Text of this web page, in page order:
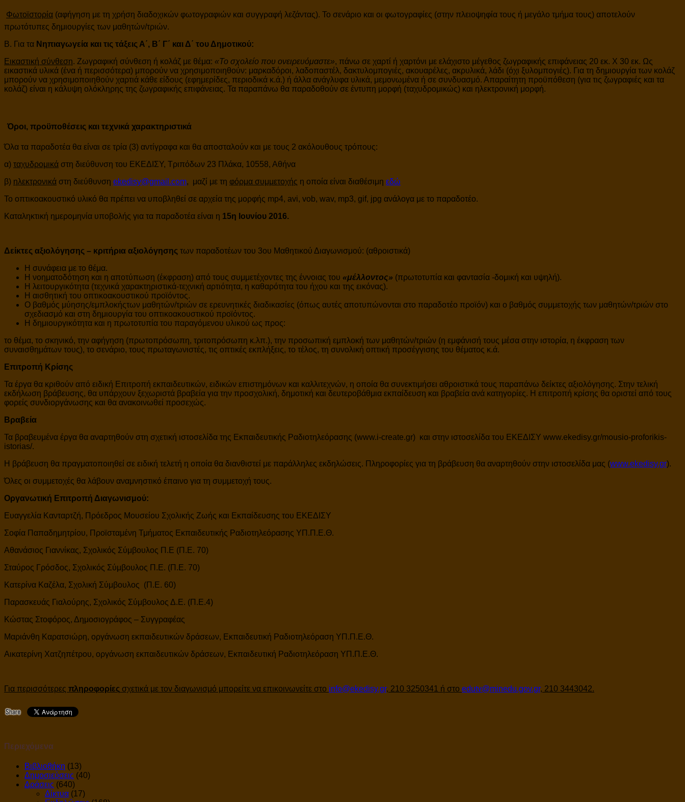
Φωτοϊστορία (αφήγηση με τη χρήση διαδοχικών φωτογραφιών και συγγραφή λεζάντας). Το σενάριο και οι φωτογραφίες (στην πλειοψηφία τους ή μεγάλο τμήμα τους) αποτελούν
πρωτότυπες δημιουργίες των μαθητών/τριών.
Β. Για τα Νηπιαγωγεία και τις τάξεις Α΄, Β΄ Γ΄ και Δ΄ του Δημοτικού:
Εικαστική σύνθεση. Ζωγραφική σύνθεση ή κολάζ με θέμα: «Το σχολείο που ονειρευόμαστε», πάνω σε χαρτί ή χαρτόνι με ελάχιστο μέγεθος ζωγραφικής επιφάνειας 20 εκ. Χ 30 εκ. Ως
εικαστικά υλικά (ένα ή περισσότερα) μπορούν να χρησιμοποιηθούν: μαρκαδόροι, λαδοπαστέλ, δακτυλομπογιές, ακουαρέλες, ακρυλικά, λάδι (όχι ξυλομπογιές). Για τη δημιουργία των κολάζ
μπορούν να χρησιμοποιηθούν χαρτιά κάθε είδους (εφημερίδες, περιοδικά κ.ά.) ή άλλα ανάγλυφα υλικά, μεμονωμένα ή σε συνδυασμό. Απαραίτητη προϋπόθεση (για τις ζωγραφιές και τα
κολάζ) είναι η κάλυψη ολόκληρης της ζωγραφικής επιφάνειας. Τα παραπάνω θα παραδοθούν σε έντυπη μορφή (ταχυδρομικώς) και ηλεκτρονική μορφή.
Όροι, προϋποθέσεις και τεχνικά χαρακτηριστικά
Όλα τα παραδοτέα θα είναι σε τρία (3) αντίγραφα και θα αποσταλούν και με τους 2 ακόλουθους τρόπους:
α) ταχυδρομικά στη διεύθυνση του ΕΚΕΔΙΣΥ, Τριπόδων 23 Πλάκα, 10558, Αθήνα
β) ηλεκτρονικά στη διεύθυνση ekedisy@gmail.com, μαζί με τη φόρμα συμμετοχής η οποία είναι διαθέσιμη εδώ
Το οπτικοακουστικό υλικό θα πρέπει να υποβληθεί σε αρχεία της μορφής mp4, avi, vob, wav, mp3, gif, jpg ανάλογα με το παραδοτέο.
Καταληκτική ημερομηνία υποβολής για τα παραδοτέα είναι η 15η Ιουνίου 2016.
Δείκτες αξιολόγησης – κριτήρια αξιολόγησης των παραδοτέων του 3ου Μαθητικού Διαγωνισμού: (αθροιστικά)
Η συνάφεια με το θέμα.
Η νοηματοδότηση και η αποτύπωση (έκφραση) από τους συμμετέχοντες της έννοιας του «μέλλοντος» (πρωτοτυπία και φαντασία -δομική και υψηλή).
Η λειτουργικότητα (τεχνικά χαρακτηριστικά-τεχνική αρτιότητα, η καθαρότητα του ήχου και της εικόνας).
Η αισθητική του οπτικοακουστικού προϊόντος.
Ο βαθμός μύησης/εμπλοκήςτων μαθητών/τριών σε ερευνητικές διαδικασίες (όπως αυτές αποτυπώνονται στο παραδοτέο προϊόν) και ο βαθμός συμμετοχής των μαθητών/τριών στο
σχεδιασμό και στη δημιουργία του οπτικοακουστικού προϊόντος.
Η δημιουργικότητα και η πρωτοτυπία του παραγόμενου υλικού ως προς:
το θέμα, το σκηνικό, την αφήγηση (πρωτοπρόσωπη, τριτοπρόσωπη κ.λπ.), την προσωπική εμπλοκή των μαθητών/τριών (η εμφάνισή τους μέσα στην ιστορία, η έκφραση των
συναισθημάτων τους), το σενάριο, τους πρωταγωνιστές, τις οπτικές εκπλήξεις, το τέλος, τη συνολική οπτική προσέγγισης του θέματος κ.ά.
Επιτροπή Κρίσης
Τα έργα θα κριθούν από ειδική Επιτροπή εκπαιδευτικών, ειδικών επιστημόνων και καλλιτεχνών, η οποία θα συνεκτιμήσει αθροιστικά τους παραπάνω δείκτες αξιολόγησης. Στην τελική
εκδήλωση βράβευσης, θα υπάρχουν ξεχωριστά βραβεία για την προσχολική, δημοτική και δευτεροβάθμια εκπαίδευση και βραβεία ανά κατηγορίες. Η επιτροπή κρίσης θα οριστεί από τους
φορείς συνδιοργάνωσης και θα ανακοινωθεί προσεχώς.
Βραβεία
Τα βραβευμένα έργα θα αναρτηθούν στη σχετική ιστοσελίδα της Εκπαιδευτικής Ραδιοτηλεόρασης (www.i-create.gr) και στην ιστοσελίδα του ΕΚΕΔΙΣΥ www.ekedisy.gr/mousio-proforikis-
istorias/.
H βράβευση θα πραγματοποιηθεί σε ειδική τελετή η οποία θα διανθιστεί με παράλληλες εκδηλώσεις. Πληροφορίες για τη βράβευση θα αναρτηθούν στην ιστοσελίδα μας (www.ekedisy.gr).
Όλες οι συμμετοχές θα λάβουν αναμνηστικό έπαινο για τη συμμετοχή τους.
Οργανωτική Επιτροπή Διαγωνισμού:
Ευαγγελία Κανταρτζή, Πρόεδρος Μουσείου Σχολικής Ζωής και Εκπαίδευσης του ΕΚΕΔΙΣΥ
Σοφία Παπαδημητρίου, Προϊσταμένη Τμήματος Εκπαιδευτικής Ραδιοτηλεόρασης ΥΠ.Π.Ε.Θ.
Αθανάσιος Γιαννίκας, Σχολικός Σύμβουλος Π.Ε (Π.Ε. 70)
Σταύρος Γρόσδος, Σχολικός Σύμβουλος Π.Ε. (Π.Ε. 70)
Κατερίνα Καζέλα, Σχολική Σύμβουλος (Π.Ε. 60)
Παρασκευάς Γιαλούρης, Σχολικός Σύμβουλος Δ.Ε. (Π.Ε.4)
Κώστας Στοφόρος, Δημοσιογράφος – Συγγραφέας
Μαριάνθη Καρατσιώρη, οργάνωση εκπαιδευτικών δράσεων, Εκπαιδευτική Ραδιοτηλεόραση ΥΠ.Π.Ε.Θ.
Αικατερίνη Χατζηπέτρου, οργάνωση εκπαιδευτικών δράσεων, Εκπαιδευτική Ραδιοτηλεόραση ΥΠ.Π.Ε.Θ.
Για περισσότερες πληροφορίες σχετικά με τον διαγωνισμό μπορείτε να επικοινωνείτε στο info@ekedisy.gr, 210 3250341 ή στο edutv@minedu.gov.gr, 210 3443042.
Περιεχόμενα
Βιβλιοθήκη (13)
Δημοσιεύσεις (40)
Δράσεις (640)
Δίκτυα (17)